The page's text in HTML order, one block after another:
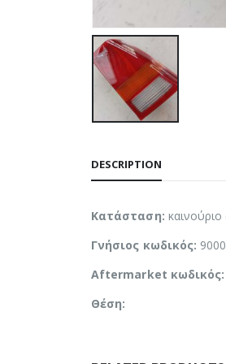
DESCRIPTION
Κατάσταση:
Γνήσιος κωδικός:
Aftermarket κωδικός:
Θέση: